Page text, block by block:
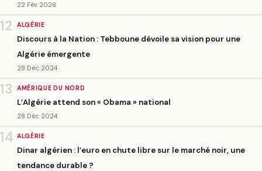
22 Fév 2026
12 ALGÉRIE
Discours à la Nation : Tebboune dévoile sa vision pour une
Algérie émergente
28 Déc 2024
13 AMÉRIQUE DU NORD
L’Algérie attend son « Obama » national
28 Déc 2024
14 ALGÉRIE
Dinar algérien : l’euro en chute libre sur le marché noir, une
tendance durable ?